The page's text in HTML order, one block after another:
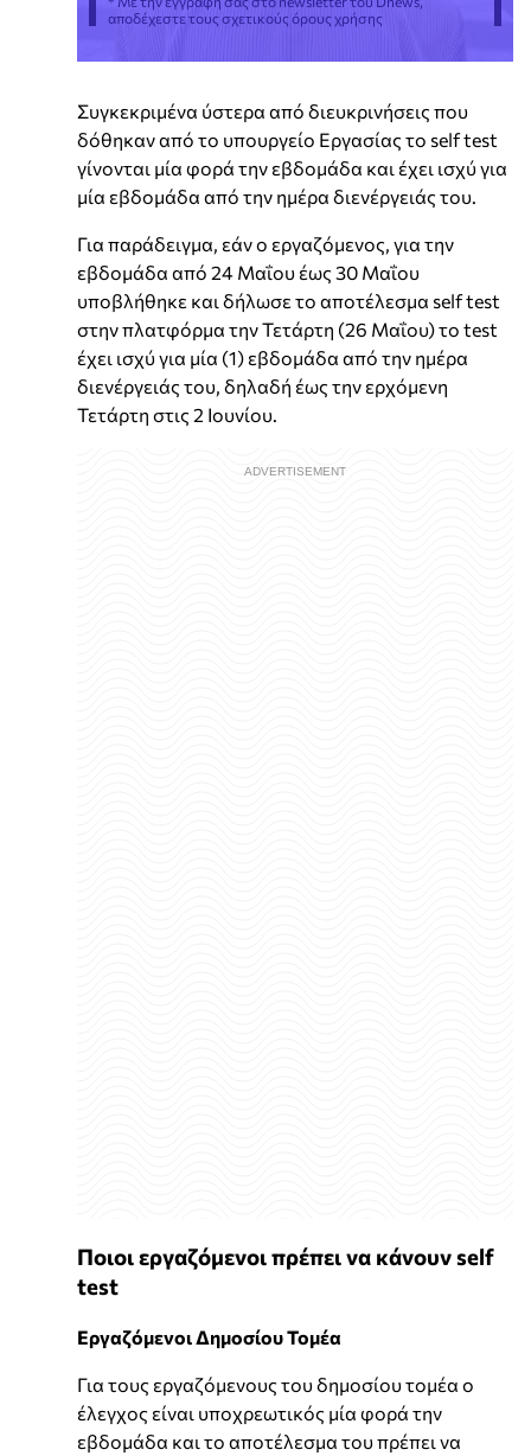
αποδέχεστε τους σχετικούς όρους χρήσης
Συγκεκριμένα ύστερα από διευκρινήσεις που
δόθηκαν από το υπουργείο Εργασίας το self test
γίνονται μία φορά την εβδομάδα και έχει ισχύ για
μία εβδομάδα από την ημέρα διενέργειάς του.
Για παράδειγμα, εάν ο εργαζόμενος, για την
εβδομάδα από 24 Μαΐου έως 30 Μαΐου
υποβλήθηκε και δήλωσε το αποτέλεσμα self test
στην πλατφόρμα την Τετάρτη (26 Μαΐου) το test
έχει ισχύ για μία (1) εβδομάδα από την ημέρα
διενέργειάς του, δηλαδή έως την ερχόμενη
Τετάρτη στις 2 Ιουνίου.
Ποιοι εργαζόμενοι πρέπει να κάνουν self
test
Εργαζόμενοι Δημοσίου Τομέα
Για τους εργαζόμενους του δημοσίου τομέα ο
έλεγχος είναι υποχρεωτικός μία φορά την
εβδομάδα και το αποτέλεσμα του πρέπει να